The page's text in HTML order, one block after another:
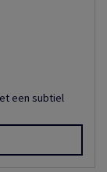
een subtiel